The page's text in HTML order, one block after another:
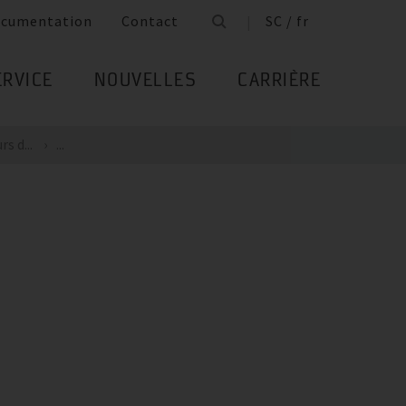
Contact SC / fr
NOUVELLES CARRIÈRE